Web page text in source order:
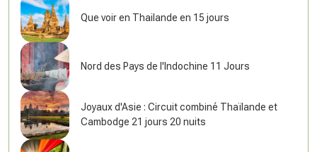
Que voir en Thailande en 15 jours
Nord des Pays de l'Indochine 11 Jours
Joyaux d'Asie : Circuit combiné Thaïlande et
Cambodge 21 jours 20 nuits